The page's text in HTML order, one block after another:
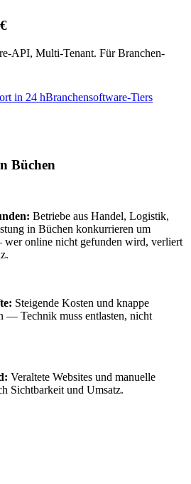
API, Multi-Tenant. Für Branchen-
in 24 hBranchensoftware-Tiers
Büchen
Betriebe aus Handel, Logistik,
in Büchen konkurrieren um
online nicht gefunden wird, verliert
Steigende Kosten und knappe
— Technik muss entlasten, nicht
Veraltete Websites und manuelle
Sichtbarkeit und Umsatz.